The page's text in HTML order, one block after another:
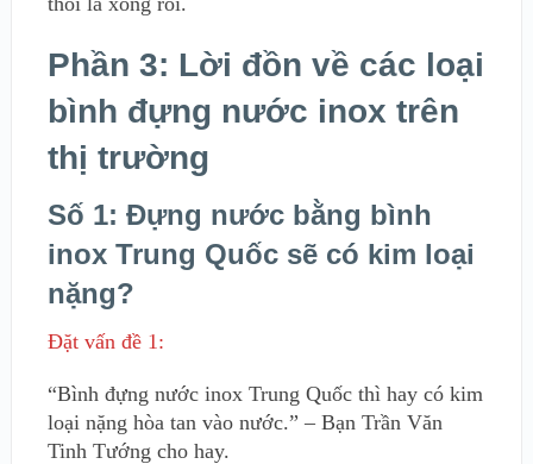
Phần 3: Lời đồn về các loại
bình đựng nước inox trên
thị trường
Số 1: Đựng nước bằng bình
inox Trung Quốc sẽ có kim loại
nặng?
Đặt vấn đề 1:
“Bình đựng nước inox Trung Quốc thì hay có kim
loại nặng hòa tan vào nước.” – Bạn Trần Văn
Tinh Tướng cho hay.